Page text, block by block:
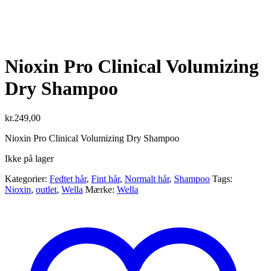
Nioxin Pro Clinical Volumizing
Dry Shampoo
kr.249,00
Nioxin Pro Clinical Volumizing Dry Shampoo
Ikke på lager
Kategorier: Fedtet hår, Fint hår, Normalt hår, Shampoo Tags:
Nioxin, outlet, Wella Mærke: Wella